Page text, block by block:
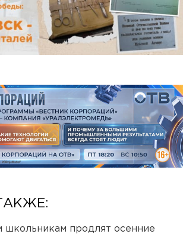
школьникам продлят осенние